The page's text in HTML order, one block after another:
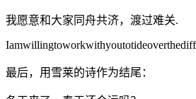
我愿意和大家同舟共济，渡过难关.
最后，用雪莱的诗作为结尾：